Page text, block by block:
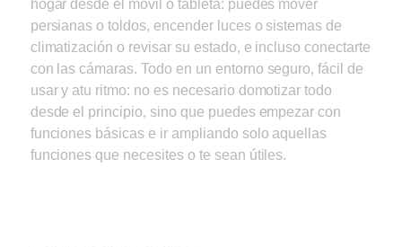
hogar desde el móvil o tableta: puedes mover
persianas o toldos, encender luces o sistemas de
climatización o revisar su estado, e incluso conectarte
con las cámaras. Todo en un entorno seguro, fácil de
usar y atu ritmo: no es necesario domotizar todo
desde el principio, sino que puedes empezar con
funciones básicas e ir ampliando solo aquellas
funciones que necesites o te sean útiles.